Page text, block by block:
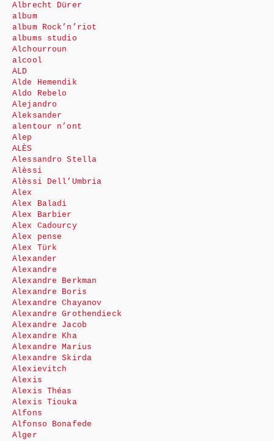
Albrecht Dürer
album
album Rock’n’riot
albums studio
Alchourroun
alcool
ALD
Alde Hemendik
Aldo Rebelo
Alejandro
Aleksander
alentour n’ont
Alep
ALÈS
Alessandro Stella
Alèssi
Alèssi Dell’Umbria
Alex
Alex Baladi
Alex Barbier
Alex Cadourcy
Alex pense
Alex Türk
Alexander
Alexandre
Alexandre Berkman
Alexandre Boris
Alexandre Chayanov
Alexandre Grothendieck
Alexandre Jacob
Alexandre Kha
Alexandre Marius
Alexandre Skirda
Alexievitch
Alexis
Alexis Théas
Alexis Tiouka
Alfons
Alfonso Bonafede
Alger